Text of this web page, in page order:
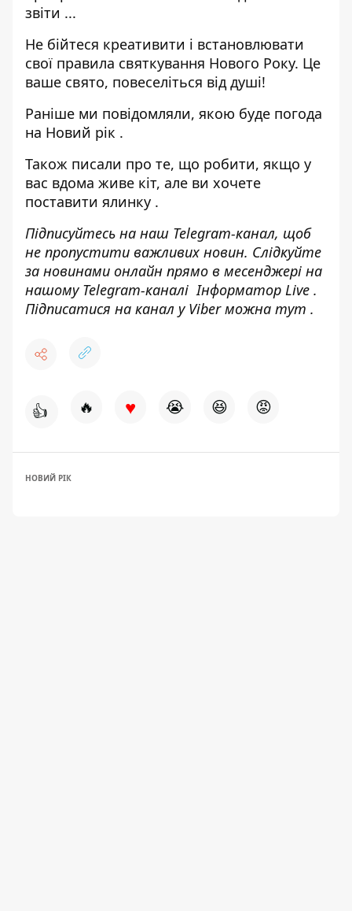
звіти ...
Не бійтеся креативити і встановлювати
свої правила святкування Нового Року. Це
ваше свято, повеселіться від душі!
Раніше ми повідомляли, якою буде погода
на Новий рік .
Також писали про те, що робити, якщо у
вас вдома живе кіт, але ви хочете
поставити ялинку .
Підписуйтесь на наш Telegram-канал, щоб
не пропустити важливих новин. Слідкуйте
за новинами онлайн прямо в месенджері на
нашому Telegram-каналіІнформатор Live .
Підписатися на канал у Viber можна тут .
👍 🔥 ♥ 😭 😆 😡
НОВИЙ РІК